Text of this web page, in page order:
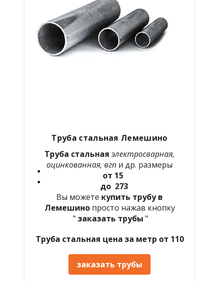
Труба стальная Лемешино
Труба стальная электросварная,
оцинкованная, вгп и др. размеры
от 15
до 273
Вы можете купить трубу в
Лемешино просто нажав кнопку
" заказать трубы "
Труба стальная цена за метр от 110
заказать трубы